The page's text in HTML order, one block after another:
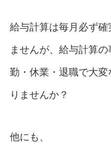
給与計算は毎月必ず確
ませんが、給与計算
勤・休業・退職で大
りませんか？
他にも、